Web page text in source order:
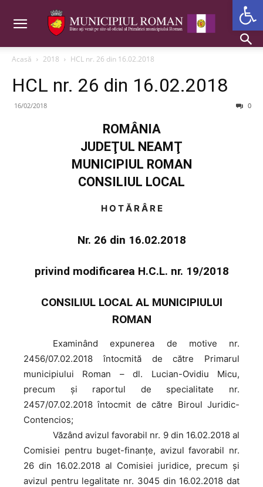
Acasă 2018 HCL nr. 26 din 16.02.2018
HCL nr. 26 din 16.02.2018
16/02/2018 0
ROMÂNIA
JUDEŢUL NEAMŢ
MUNICIPIUL ROMAN
CONSILIUL LOCAL
H O T Ă R Â R E
Nr. 26 din 16.02.2018
privind modificarea H.C.L. nr. 19/2018
CONSILIUL LOCAL AL MUNICIPIULUI
ROMAN
Examinând expunerea de motive nr.
2456/07.02.2018 întocmită de către Primarul
municipiului Roman – dl. Lucian-Ovidiu Micu,
precum și raportul de specialitate nr.
2457/07.02.2018 întocmit de către Biroul Juridic-
Contencios;
Văzând avizul favorabil nr. 9 din 16.02.2018 al
Comisiei pentru buget-finanțe, avizul favorabil nr.
26 din 16.02.2018 al Comisiei juridice, precum şi
avizul pentru legalitate nr. 3045 din 16.02.2018 dat